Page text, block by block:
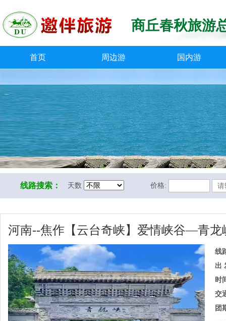
商丘春秋旅游
首页 周边游 国内游
线路搜索： 天数 价格:
河南--焦作【云台奇峡】爱情峡谷—青龙
线
出
时
交
团